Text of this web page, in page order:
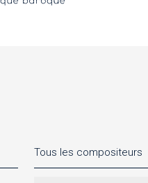
Tous les compositeurs